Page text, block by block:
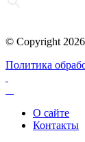
© Copyright 2026
Политика
О сайте
Контакты